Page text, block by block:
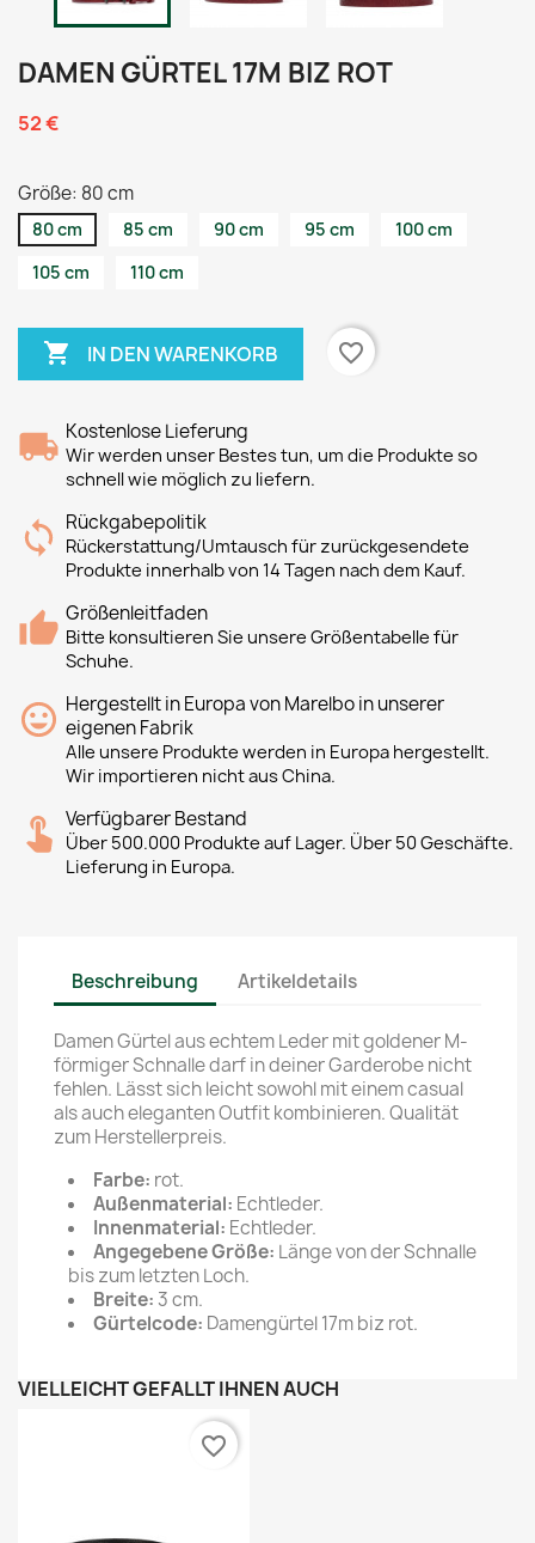
DAMEN GÜRTEL 17M BIZ ROT
52 €
Größe: 80 cm
80 cm 85 cm 90 cm 95 cm
100 cm
105 cm
110 cm
 IN DEN WARENKORB favorite_border
Kostenlose Lieferung
Wir werden unser Bestes tun, um die Produkte so
schnell wie möglich zu liefern.
Rückgabepolitik
Rückerstattung/Umtausch für zurückgesendete
Produkte innerhalb von 14 Tagen nach dem Kauf.
Größenleitfaden
Bitte konsultieren Sie unsere Größentabelle für
Schuhe.
Hergestellt in Europa von Marelbo in unserer
eigenen Fabrik
Alle unsere Produkte werden in Europa hergestellt.
Wir importieren nicht aus China.
Verfügbarer Bestand
Über 500.000 Produkte auf Lager. Über 50 Geschäfte.
Lieferung in Europa.
Beschreibung Artikeldetails
Damen Gürtel aus echtem Leder mit goldener M-
förmiger Schnalle darf in deiner Garderobe nicht
fehlen. Lässt sich leicht sowohl mit einem casual
als auch eleganten Outfit kombinieren. Qualität
zum Herstellerpreis.
Farbe: rot.
Außenmaterial: Echtleder.
Innenmaterial: Echtleder.
Angegebene Größe: Länge von der Schnalle
bis zum letzten Loch.
Breite:3 cm.
Gürtelcode: Damengürtel 17m biz rot.
VIELLEICHT GEFÄLLT IHNEN AUCH
favorite_border